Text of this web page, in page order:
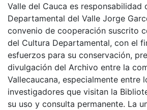
Valle del Cauca es responsabilidad
Departamental del Valle Jorge
convenio de cooperación suscrito
del Cultura Departamental, con el
esfuerzos para su conservación,
divulgación del Archivo entre la
Vallecaucana, especialmente entre
investigadores que visitan la
su uso y consulta permanente. La